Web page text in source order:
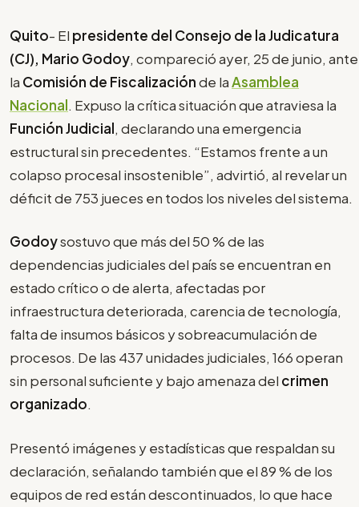
Quito- El presidente del Consejo de la Judicatura
(CJ), Mario Godoy, compareció ayer, 25 de junio, ante
la Comisión de Fiscalizaciónde laAsamblea
Nacional. Expuso la crítica situación que atraviesa la
Función Judicial, declarando una emergencia
estructural sin precedentes. “Estamos frente a un
colapso procesal insostenible”, advirtió, al revelar un
déficit de 753 jueces en todos los niveles del sistema.
Godoysostuvo que más del 50 % de las
dependencias judiciales del país se encuentran en
estado crítico o de alerta, afectadas por
infraestructura deteriorada, carencia de tecnología,
falta de insumos básicos y sobreacumulación de
procesos. De las 437 unidades judiciales, 166 operan
sin personal suficiente y bajo amenaza del crimen
organizado.
Presentó imágenes y estadísticas que respaldan su
declaración, señalando también que el 89 % de los
equipos de red están descontinuados, lo que hace